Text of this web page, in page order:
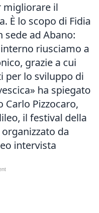
migliorare il
È lo scopo di Fidia
sede ad Abano:
riusciamo a
grazie a cui
per lo sviluppo di
ha spiegato
Pizzocaro,
il festival della
da
intervista